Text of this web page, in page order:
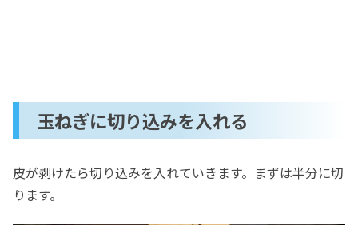
玉ねぎに切り込みを入れる
皮が剥けたら切り込みを入れていきます。まずは半分に切
ります。